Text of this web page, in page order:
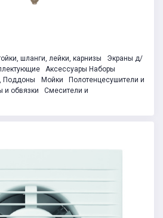
шланги, лейки, карнизы
Экраны д/
Аксессуары Наборы
Поддоны
Мойки
Полотенцесушители и
и обвязки
Смесители и